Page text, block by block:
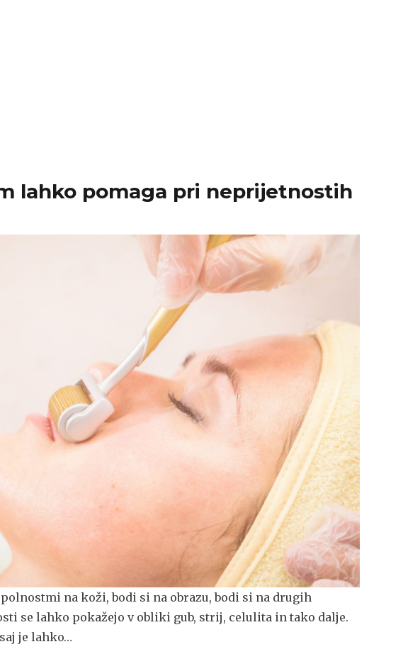
lahko pomaga pri neprijetnostih
na koži, bodi si na obrazu, bodi si na drugih
se lahko pokažejo v obliki gub, strij, celulita in tako dalje.
je lahko…